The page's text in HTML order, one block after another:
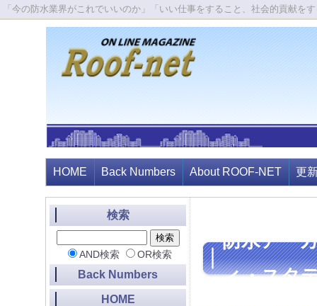
「今の防水業界がこれでいいのか」「いい仕事をすること、社会的貢献
HOME Back Numbers About ROOF-NET 更
防水アー
ィ・スタ
検索
AND検索 OR検索
Back Numbers
HOME